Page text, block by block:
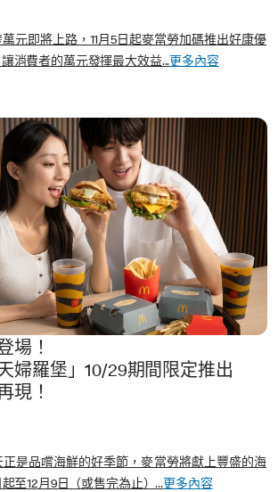
萬元即將上路，11月5日起麥當勞加碼推出好康優
消費者的萬元發揮最大效益...更多內容
場！
婦羅堡」10/29期間限定推出
現！
正是品嚐海鮮的好季節，麥當勞將獻上豐盛的海
至12月9日（或售完為止）...更多內容